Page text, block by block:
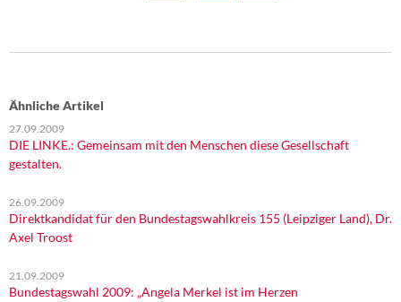
Institut Solidarische Moderne
Rosa-Luxemburg-Stiftung
Über mich
Kontakt
Ähnliche Artikel
27.09.2009
DIE LINKE.: Gemeinsam mit den Menschen diese Gesellschaft
gestalten.
26.09.2009
Direktkandidat für den Bundestagswahlkreis 155 (Leipziger Land), Dr.
Axel Troost
21.09.2009
Bundestagswahl 2009: „Angela Merkel ist im Herzen